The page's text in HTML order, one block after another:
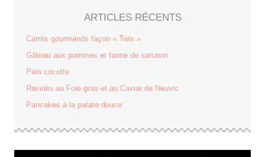
ARTICLES RÉCENTS
Carrés gourmands façon « Twix »
Gâteau aux pommes et farine de sarrasin
Pain cocotte
Raviolis au Foie gras et au Caviar de Neuvic
Pancakes à la patate douce